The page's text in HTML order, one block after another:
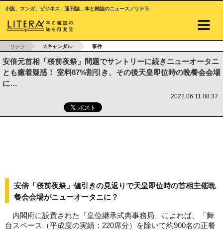
小説、マンガ、ビジネス、週刊誌…本と雑誌のニュース／リテラ
リテラ スキャンダル 事件
安倍元首相「桜前夜祭」問題でサントリーに続きニューオータニ
とも癒着疑惑！ 室料87%割引き、その後天皇即位時の晩餐会会場
に…
2022.06.11 08:37
安倍「桜前夜祭」値引きの見返りで天皇即位時の首相主催晩
餐会会場がニューオータニに？
内閣府に設置された「皇位継承式典事務局」によれば、「舞
台スペース（平成度の実績：220席分）を除いて約900名の正餐